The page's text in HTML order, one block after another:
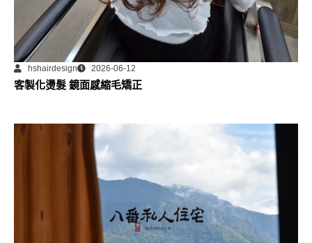
hshairdesign 2026-06-12
客製化燙髮 鏡面感縮毛矯正